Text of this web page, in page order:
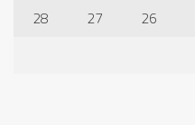
26
27
28